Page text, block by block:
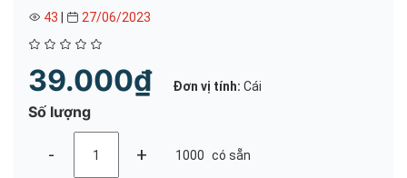
43 27/06/2023
39.000₫ Đơn vị tính: Cái
Số lượng
- + 1000 có sẵn